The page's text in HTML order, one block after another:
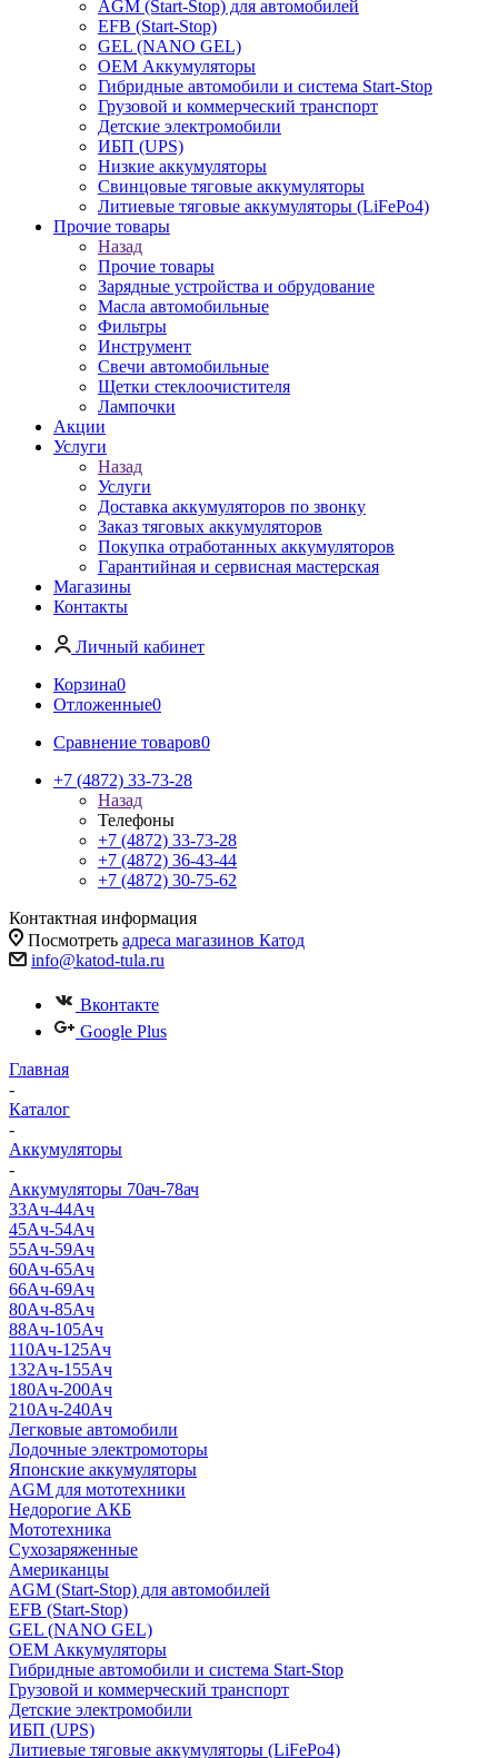
AGM (Start-Stop) для автомобилей
EFB (Start-Stop)
GEL (NANO GEL)
OEM Аккумуляторы
Гибридные автомобили и система Start-Stop
Грузовой и коммерческий транспорт
Детские электромобили
ИБП (UPS)
Низкие аккумуляторы
Свинцовые тяговые аккумуляторы
Литиевые тяговые аккумуляторы (LiFePo4)
Прочие товары
Назад
Прочие товары
Зарядные устройства и обрудование
Масла автомобильные
Фильтры
Инструмент
Свечи автомобильные
Щетки стеклоочистителя
Лампочки
Акции
Услуги
Назад
Услуги
Доставка аккумуляторов по звонку
Заказ тяговых аккумуляторов
Покупка отработанных аккумуляторов
Гарантийная и сервисная мастерская
Магазины
Контакты
Личный кабинет
Корзина0
Отложенные0
Сравнение товаров0
+7 (4872) 33-73-28
Назад
Телефоны
+7 (4872) 33-73-28
+7 (4872) 36-43-44
+7 (4872) 30-75-62
Контактная информация
Посмотреть адреса магазинов Катод
info@katod-tula.ru
Вконтакте
Google Plus
Главная
-
Каталог
-
Аккумуляторы
-
Аккумуляторы 70ач-78ач
33Ач-44Ач
45Ач-54Ач
55Ач-59Ач
60Ач-65Ач
66Ач-69Ач
80Ач-85Ач
88Ач-105Ач
110Ач-125Ач
132Ач-155Ач
180Ач-200Ач
210Ач-240Ач
Легковые автомобили
Лодочные электромоторы
Японские аккумуляторы
AGM для мототехники
Недорогие АКБ
Мототехника
Сухозаряженные
Американцы
AGM (Start-Stop) для автомобилей
EFB (Start-Stop)
GEL (NANO GEL)
OEM Аккумуляторы
Гибридные автомобили и система Start-Stop
Грузовой и коммерческий транспорт
Детские электромобили
ИБП (UPS)
Литиевые тяговые аккумуляторы (LiFePo4)